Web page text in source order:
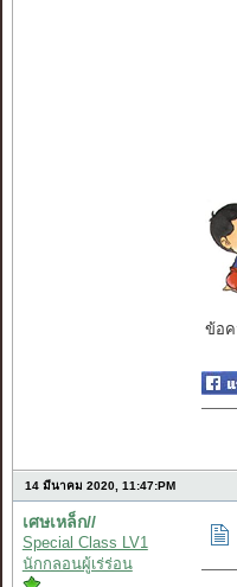
ข้อ
14 มีนาคม 2020, 11:47:PM
เศษเหล็ก//
Special Class LV1
นักกลอนผู้เร่ร่อน